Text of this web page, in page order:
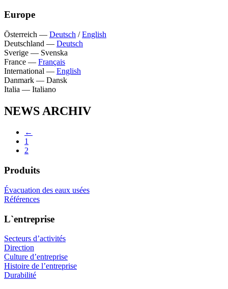
Europe
Österreich — Deutsch /English
Deutschland — Deutsch
Sverige — Svenska
France — Français
International — English
Danmark — Dansk
Italia — Italiano
NEWS ARCHIV
←
1
2
Produits
Évacuation des eaux usées
Références
L`entreprise
Secteurs d’activités
Direction
Culture d’entreprise
Histoire de l’entreprise
Durabilité